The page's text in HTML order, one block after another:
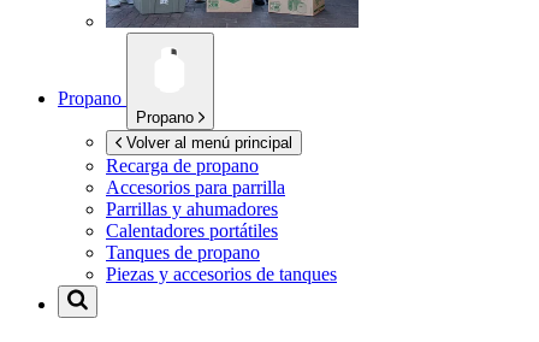
Propano
Propano
Volver al menú principal
Recarga de propano
Accesorios para parrilla
Parrillas y ahumadores
Calentadores portátiles
Tanques de propano
Piezas y accesorios de tanques